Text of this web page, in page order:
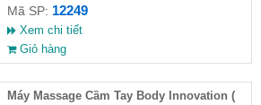
Mã SP: 12249
Xem chi tiết
Giỏ hàng
Máy Massage Cầm Tay Body Innovation (